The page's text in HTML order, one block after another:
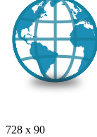
728 x 90